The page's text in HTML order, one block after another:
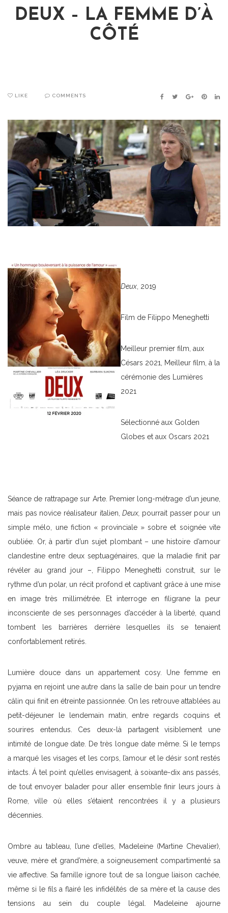
DEUX – LA FEMME D’À
CÔTÉ
LIKE COMMENTS FACEBOOK
TWITTER
GOOGLE+
Deux , 2019
Film de Filippo Meneghetti
Meilleur premier film, aux
Césars 2021, Meilleur film, à la
cérémonie des Lumières
2021
Sélectionné aux Golden
Globes et aux Oscars 2021
Séance de rattrapage sur Arte. Premier long-métrage d’un jeune,
mais pas novice réalisateur italien,Deux, pourrait passer pour un
simple mélo, une fiction « provinciale » sobre et soignée vite
oubliée. Or, à partir d’un sujet plombant – une histoire d’amour
clandestine entre deux septuagénaires, que la maladie finit par
révéler au grand jour –, Filippo Meneghetti construit, sur le
rythme d’un polar, un récit profond et captivant grâce à une mise
en image très millimétrée. Et interroge en filigrane la peur
inconsciente de ses personnages d’accéder à la liberté, quand
tombent les barrières derrière lesquelles ils se tenaient
confortablement retirés.
Lumière douce dans un appartement cosy. Une femme en
pyjama en rejoint une autre dans la salle de bain pour un tendre
câlin qui finit en étreinte passionnée. On les retrouve attablées au
petit-déjeuner le lendemain matin, entre regards coquins et
sourires entendus. Ces deux-là partagent visiblement une
intimité de longue date. De très longue date même. Si le temps
a marqué les visages et les corps, l’amour et le désir sont restés
intacts. Á tel point qu’elles envisagent, à soixante-dix ans passés,
de tout envoyer balader pour aller ensemble finir leurs jours à
Rome, ville où elles s’étaient rencontrées il y a plusieurs
décennies.
Ombre au tableau, l’une d’elles, Madeleine (Martine Chevalier),
veuve, mère et grand’mère, a soigneusement compartimenté sa
vie affective. Sa famille ignore tout de sa longue liaison cachée,
même si le fils a flairé les infidélités de sa mère et la cause des
tensions au sein du couple légal. Madeleine ajourne